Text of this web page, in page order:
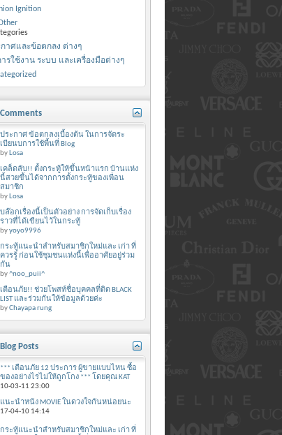
Ignition
าศและข้อตกลง ต่างๆ
รใช้งาน ระบบ และเครื่องมือต่างๆ
ประกาศ ข้อตกลงเบื้องต้น ในการจัดระ
เบียนบการใช้พื้นที่ Blog
by Losa
เคล็ดลับ!! ตั้งกระทู้ให้ขึ้นหน้าแรก บ้านแห่ง
นี้สวยขึ้นได้จากการตั้งกระทู้ของเพื่อน
สมาชิก
by Losa
บล๊อกเรื่องนี้เป็นตัวอย่าง การจัดเก็บเรื่อง
ราวที่ได้เขียนไว้ในกระทู้
byyoyo9996
กระทู้แนะนำสำหรับสมาชิกใหม่และ เก่า ที่
ควรรู้ ก่อนใช้ชุมชนแห่งนี้เพื่ออาศัยอยู่ร่วม
กัน
by^noo_puii^
เตือนภัย!! ช่วยโพสท์ชื่อบุคคลที่ติด BLACK
LIST และร่วมกันให้ข้อมูลด้วยค่ะ
byChayapa rung
Posts
*** เตือนภัย 12 ประการ ผู้ขายแบบไหน ซื้อ
ของอย่างไรไม่ให้ถูกโกง *** โดยคุณ KAT
10-03-11 23:00
แนะนำหนัง MOVIE ในดวงใจกันหน่อยนะ
17-04-10 14:14
กระทู้แนะนำสำหรับสมาชิกใหม่และ เก่า ที่